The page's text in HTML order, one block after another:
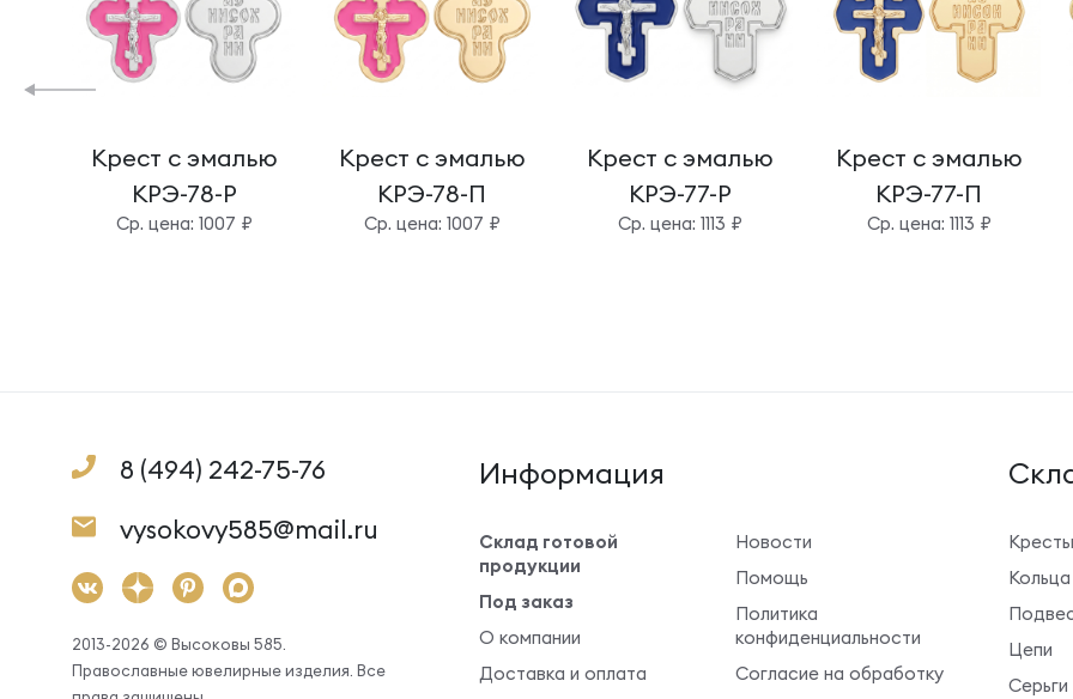
Крест с эмалью
КРЭ-78-Р
Cр. цена: 1007 ₽
Крест с эмалью
КРЭ-78-П
Cр. цена: 1007 ₽
Крест с эмалью
КРЭ-77-Р
Cр. цена: 1113 ₽
Крест с эмалью
КРЭ-77-П
Cр. цена: 1113 ₽
8 (494) 242-75-76
vysokovy585@mail.ru
2013-2026 © Высоковы 585.
Православные ювелирные изделия. Все
Информация
Склад готовой
продукции
Под заказ
О компании
Доставка и оплата
Новости
Помощь
Политика
конфиденциальности
Согласие на обработку
Кресты
Кольца
Цепи
Серьги